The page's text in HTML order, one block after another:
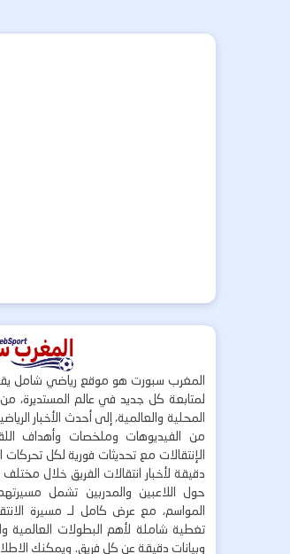
المغرب سبورت هو موقع رياضي شامل
لمتابعة كل جديد في عالم المستديرة،
المحلية والعالمية، إلى أحدث الأخبار
من الفيديوهات وملخصات وأهداف
الإنتقالات مع تحديثات فورية لكل تحركات
دقيقة لأخبار انتقالات الفريق خلال
حول اللاعبين والمدربين تشمل مسيرتهم
المواسم، مع عرض كامل لـ مسيرة
تغطية شاملة لأهم البطولات العالمية
وبيانات دقيقة عن كل فريق. ويمكنك